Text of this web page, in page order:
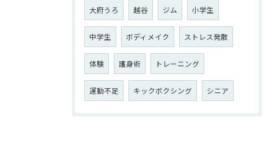
大府うろ 越谷 ジム 小学生
中学生 ボディメイク ストレス発散
体験 護身術 トレーニング
運動不足 キックボクシング シニア